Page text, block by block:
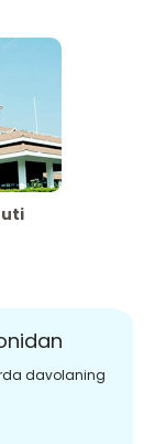
davolaning